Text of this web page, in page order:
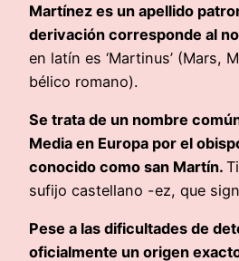
Martínez es un apellido
derivación corresponde al
en latín es ‘Martinus’ (Mars,
bélico romano).
Se trata de un nombre
Media en Europa por el
conocido como san Martín.
sufijo castellano -ez, que
Pese a las dificultades de
oficialmente un origen